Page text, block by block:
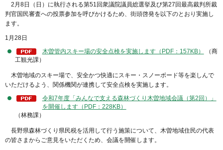
2月8日（日）に執行される第51回衆議院議員総選挙及び第27回最高裁判所裁
判官国民審査への投票参加を呼びかけるため、街頭啓発を以下のとおり実施し
ます。
1月28日
木曽管内スキー場の安全点検を実施します（PDF：157KB）
（商
工観光課）
木曽地域のスキー場で、安全かつ快適にスキー・スノーボード等を楽しんで
いただけるよう、関係機関が連携して安全点検を実施します。
令和7年度「みんなで支える森林づくり木曽地域会議（第2回）」
を開催します（PDF：228KB）
（林務課）
長野県森林づくり県民税を活用して行う施策について、木曽地域住民の代表
の皆さまからご意見をいただくため、会議を開催します。